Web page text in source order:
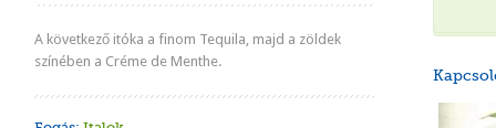
A következő itóka a finom Tequila, majd a zöldek
színében a Créme de Menthe.